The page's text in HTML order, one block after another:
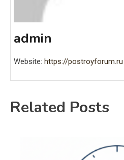
admin
Website: https://postroyforum.ru
Related Posts